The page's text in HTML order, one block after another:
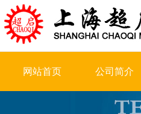
网站首页 公司简介